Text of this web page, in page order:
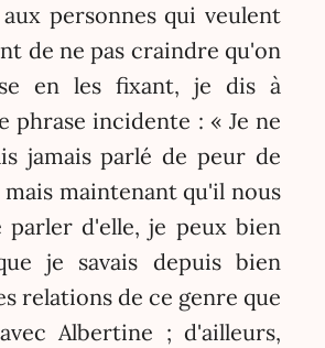
personnes qui veulent
de ne pas craindre qu'on
en les fixant, je dis à
phrase incidente : « Je ne
jamais parlé de peur de
mais maintenant qu'il nous
parler d'elle, je peux bien
je savais depuis bien
relations de ce genre que
Albertine ; d'ailleurs,